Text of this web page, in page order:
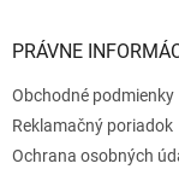
PRÁVNE
Obchodné podmienky
Reklamačný poriadok
Ochrana osobných